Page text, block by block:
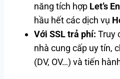
năng tích hợp Let’s
hầu hết các dịch vụ
Với SSL trả phí: Truy
nhà cung cấp uy tín,
(DV, OV…) và tiến